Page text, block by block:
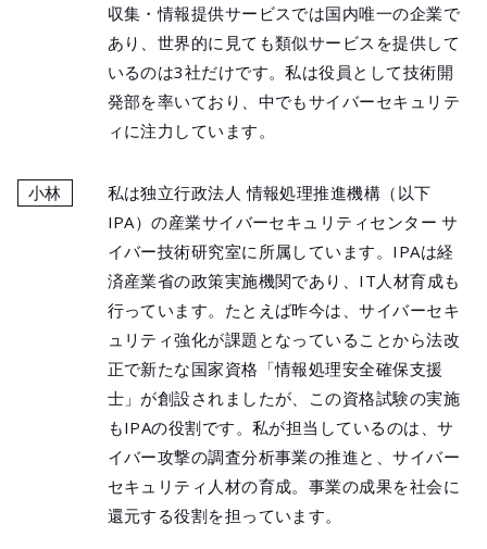
収集・情報提供サービスでは国内唯一の企業で
あり、世界的に見ても類似サービスを提供して
いるのは3社だけです。私は役員として技術開
発部を率いており、中でもサイバーセキュリテ
ィに注力しています。
小林
私は独立行政法人 情報処理推進機構（以下
IPA）の産業サイバーセキュリティセンター サ
イバー技術研究室に所属しています。IPAは経
済産業省の政策実施機関であり、IT人材育成も
行っています。たとえば昨今は、サイバーセキ
ュリティ強化が課題となっていることから法改
正で新たな国家資格「情報処理安全確保支援
士」が創設されましたが、この資格試験の実施
もIPAの役割です。私が担当しているのは、サ
イバー攻撃の調査分析事業の推進と、サイバー
セキュリティ人材の育成。事業の成果を社会に
還元する役割を担っています。